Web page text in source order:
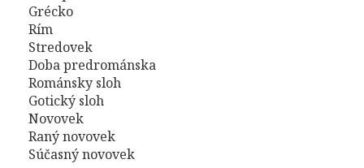
Grécko
Rím
Stredovek
Doba predrománska
Románsky sloh
Gotický sloh
Novovek
Raný novovek
Súčasný novovek